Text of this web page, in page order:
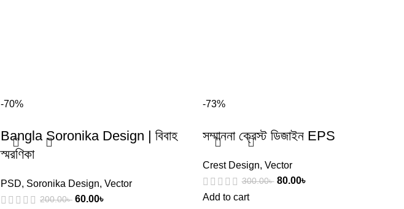
-70%
Bangla Soronika Design | বিবাহ
স্মরণিকা
PSD, Soronika Design, Vector
200.00৳ 60.00৳
-73%
সম্মাননা ক্রেস্ট ডিজাইন EPS
Crest Design, Vector
300.00৳ 80.00৳
Add to cart